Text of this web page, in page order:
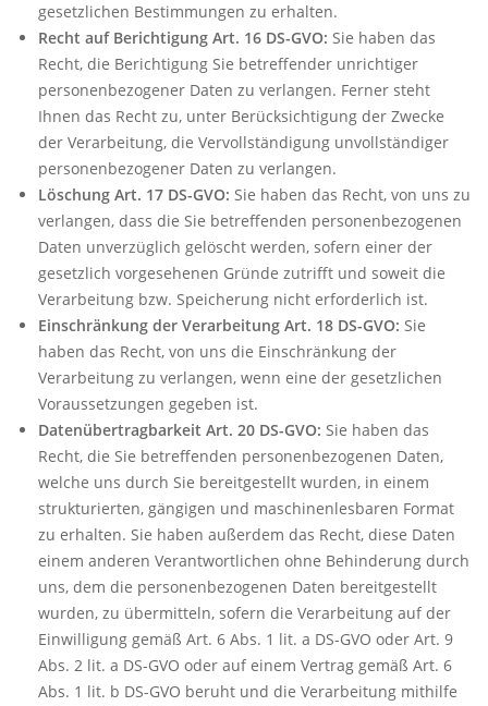
gesetzlichen Bestimmungen zu erhalten.
Recht auf Berichtigung Art. 16 DS-GVO: Sie haben das
Recht, die Berichtigung Sie betreffender unrichtiger
personenbezogener Daten zu verlangen. Ferner steht
Ihnen das Recht zu, unter Berücksichtigung der Zwecke
der Verarbeitung, die Vervollständigung unvollständiger
personenbezogener Daten zu verlangen.
Löschung Art. 17 DS-GVO: Sie haben das Recht, von uns zu
verlangen, dass die Sie betreffenden personenbezogenen
Daten unverzüglich gelöscht werden, sofern einer der
gesetzlich vorgesehenen Gründe zutrifft und soweit die
Verarbeitung bzw. Speicherung nicht erforderlich ist.
Einschränkung der Verarbeitung Art. 18 DS-GVO: Sie
haben das Recht, von uns die Einschränkung der
Verarbeitung zu verlangen, wenn eine der gesetzlichen
Voraussetzungen gegeben ist.
Datenübertragbarkeit Art. 20 DS-GVO: Sie haben das
Recht, die Sie betreffenden personenbezogenen Daten,
welche uns durch Sie bereitgestellt wurden, in einem
strukturierten, gängigen und maschinenlesbaren Format
zu erhalten. Sie haben außerdem das Recht, diese Daten
einem anderen Verantwortlichen ohne Behinderung durch
uns, dem die personenbezogenen Daten bereitgestellt
wurden, zu übermitteln, sofern die Verarbeitung auf der
Einwilligung gemäß Art. 6 Abs. 1 lit. a DS-GVO oder Art. 9
Abs. 2 lit. a DS-GVO oder auf einem Vertrag gemäß Art. 6
Abs. 1 lit. b DS-GVO beruht und die Verarbeitung mithilfe